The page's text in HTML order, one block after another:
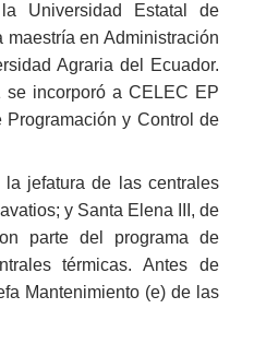
Universidad Estatal de
en Administración
Agraria del Ecuador.
incorporó a CELEC EP
Programación y Control de
jefatura de las centrales
y Santa Elena III, de
parte del programa de
térmicas. Antes de
Mantenimiento (e) de las